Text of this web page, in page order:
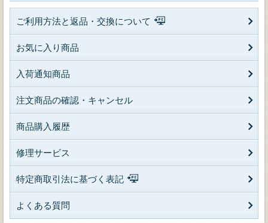
ご利用方法と返品・交換について
お気に入り商品
入荷通知商品
注文商品の確認・キャンセル
商品購入履歴
修理サービス
特定商取引法に基づく表記
よくある質問